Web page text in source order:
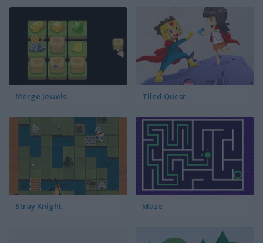
Merge Jewels Tiled Quest
Stray Knight Maze